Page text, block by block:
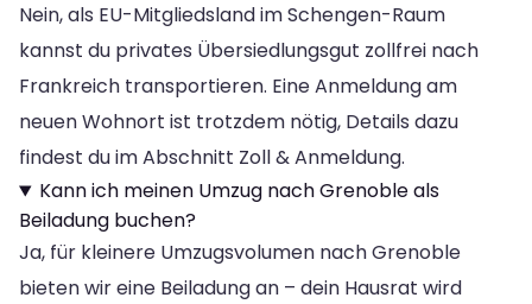
Nein, als EU-Mitgliedsland im Schengen-Raum
kannst du privates Übersiedlungsgut zollfrei nach
Frankreich transportieren. Eine Anmeldung am
neuen Wohnort ist trotzdem nötig, Details dazu
findest du im Abschnitt Zoll & Anmeldung.
Kann ich meinen Umzug nach Grenoble als
Beiladung buchen?
Ja, für kleinere Umzugsvolumen nach Grenoble
bieten wir eine Beiladung an – dein Hausrat wird